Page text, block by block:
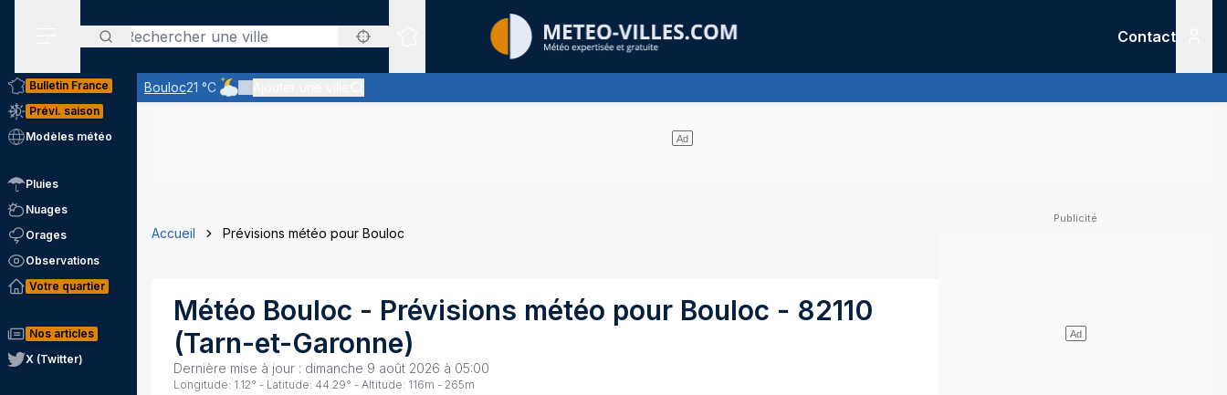
Rechercher
Sites expertis&eacute;s
Contact
Bouloc21 °C
Ciel nuageux - les éclaircies et les nuages se partagent le ciel - pas de pluie
Bulletin France
Prévi. saison
Modèles météo
Pluies
Nuages
Orages
Observations
Votre quartier
Nos articles
X (Twitter)
Accueil Prévisions météo pour Bouloc
Météo Bouloc - Prévisions météo pour Bouloc - 82110
(Tarn-et-Garonne)
Dernière mise à jour : dimanche 9 août 2026 à 05:00
Longitude: 1.12° - Latitude: 44.29° - Altitude: 116m - 265m